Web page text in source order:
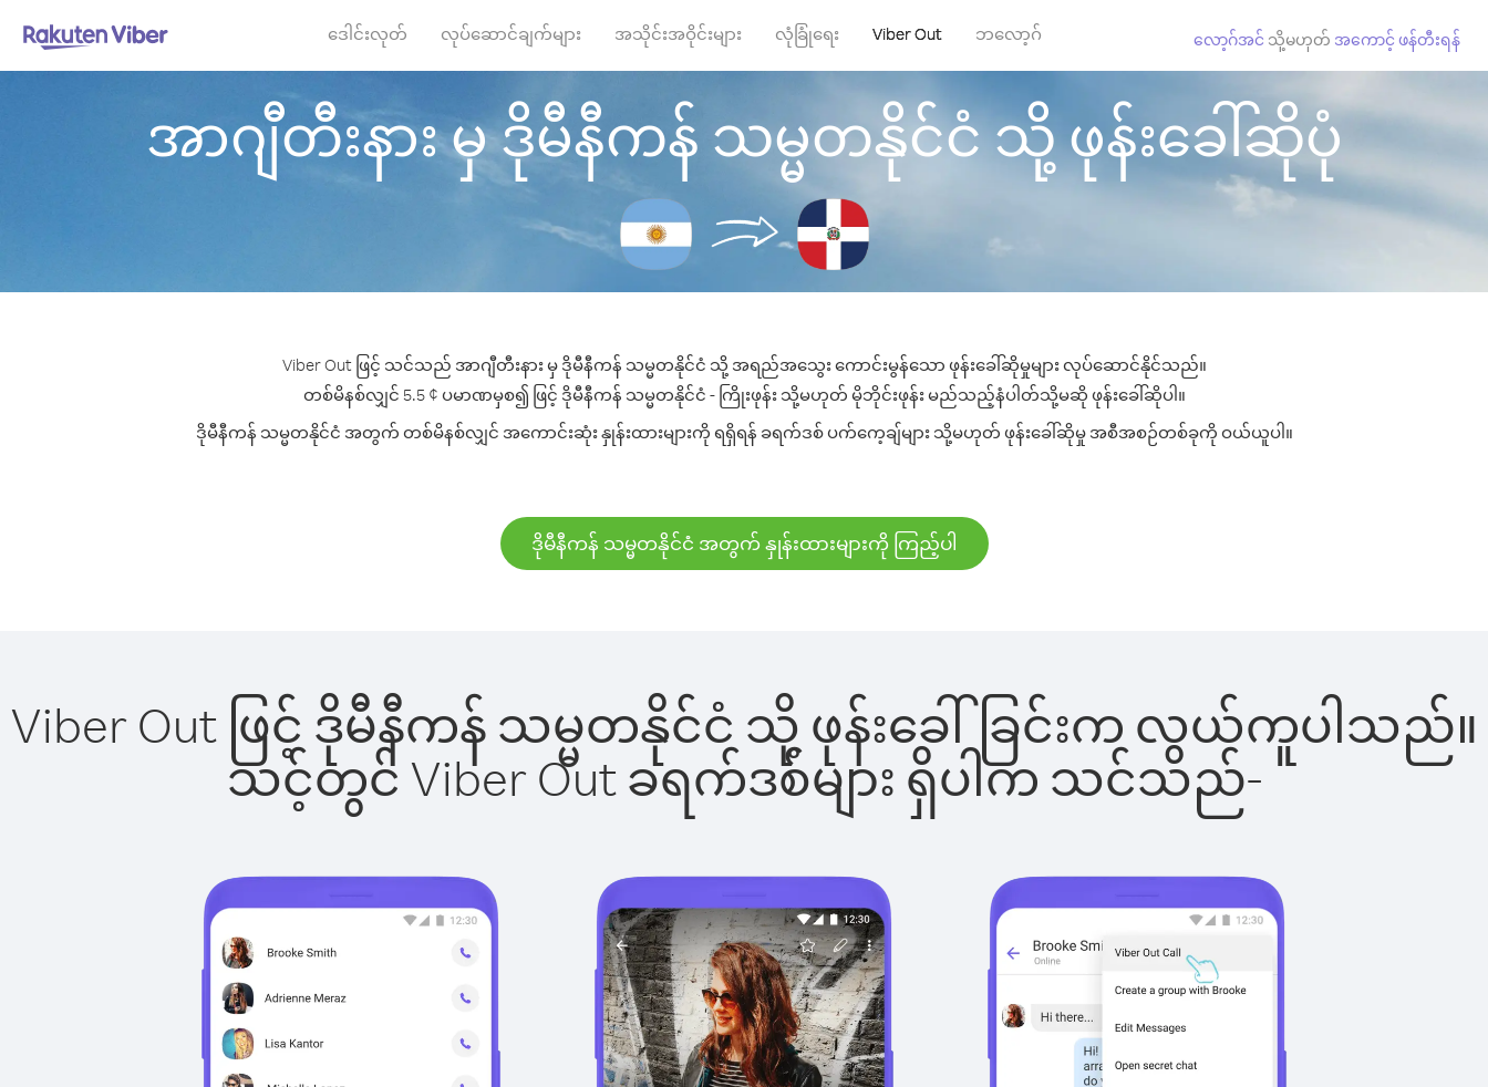
ဒေါင်းလုတ် လုပ်ဆောင်ချက်များ အသိုင်းအဝိုင်းများ လုံခြုံရေး Viber Out ဘလော့ဂ် လော့ဂ်အင် သို့မဟုတ် အကောင့် ဖန်တီးရန်
အာဂျီတီးနား မှ ဒိုမီနီကန် သမ္မတနိုင်ငံ သို့ ဖုန်းခေါ်ဆိုပုံ
Viber Out ဖြင့် သင်သည် အာဂျီတီးနား မှ ဒိုမီနီကန် သမ္မတနိုင်ငံ သို့ အရည်အသွေး ကောင်းမွန်သော ဖုန်းခေါ်ဆိုမှုများ လုပ်ဆောင်နိုင်သည်။
တစ်မိနစ်လျှင် 5.5 ¢ ပမာဏမှစ၍ ဖြင့် ဒိုမီနီကန် သမ္မတနိုင်ငံ - ကြိုးဖုန်း သို့မဟုတ် မိုဘိုင်းဖုန်း မည်သည့်နံပါတ်သို့မဆို ဖုန်းခေါ်ဆိုပါ။
ဒိုမီနီကန် သမ္မတနိုင်ငံ အတွက် တစ်မိနစ်လျှင် အကောင်းဆုံး နှုန်းထားများကို ရရှိရန် ခရက်ဒစ် ပက်ကေ့ချ်များ သို့မဟုတ် ဖုန်းခေါ်ဆိုမှု အစီအစဉ်တစ်ခုကို ဝယ်ယူပါ။
ဒိုမီနီကန် သမ္မတနိုင်ငံ အတွက် နှုန်းထားများကို ကြည့်ပါ
Viber Out ဖြင့် ဒိုမီနီကန် သမ္မတနိုင်ငံ သို့ ဖုန်းခေါ်ခြင်းက လွယ်ကူပါသည်။
သင့်တွင် Viber Out ခရက်ဒစ်များ ရှိပါက သင်သည်-